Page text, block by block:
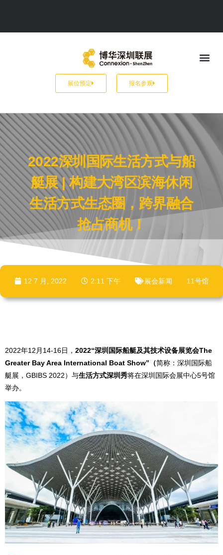
展位预定 报名参观
2022深圳国际生活方式与船
艇展 | 构建大湾区滨海休闲
生活方式生态圈，跨界融合
抢占商机！
12 7 月, 2022 2:11 下午 展会新闻 11号馆
2022年12月14-16日， 2022“深圳国际船艇及其技术设备展览会The
Greater Bay Area International Boat Show”（简称：深圳国际船
艇展，GBIBS 2022）与生活方式深圳秀将在深圳国际会展中心5号馆
举办。